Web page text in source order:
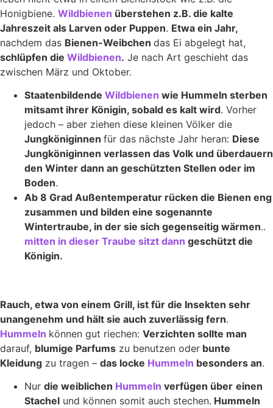
Honigbiene. Wildbienen überstehen z.B. die kalte
Jahreszeit als Larven oder Puppen. Etwa ein Jahr,
nachdem das Bienen-Weibchen das Ei abgelegt hat,
schlüpfen die Wildbienen. Je nach Art geschieht das
zwischen März und Oktober.
Staatenbildende Wildbienen wie Hummeln sterben
mitsamt ihrer Königin, sobald es kalt wird. Vorher
jedoch – aber ziehen diese kleinen Völker die
Jungköniginnen für das nächste Jahr heran: Diese
Jungköniginnen verlassen das Volk und überdauern
den Winter dann an geschützten Stellen oder im
Boden.
Ab 8 Grad Außentemperatur rücken die Bienen eng
zusammen und bilden eine sogenannte
Wintertraube, in der sie sich gegenseitig wärmen..
mitten in dieser Traube sitzt dann geschützt die
Königin.
Rauch, etwa von einem Grill, ist für die Insekten sehr
unangenehm und hält sie auch zuverlässig fern.
Hummeln können gut riechen: Verzichten sollte man
darauf, blumige Parfums zu benutzen oder bunte
Kleidung zu tragen – das locke Hummeln besonders an.
Nur die weiblichen Hummeln verfügen über einen
Stachel und können somit auch stechen. Hummeln